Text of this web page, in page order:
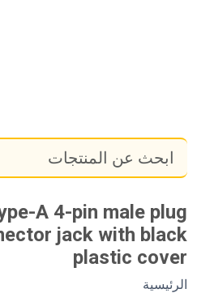
A 4-pin male plug
jack with black
plastic cover
الرئيسية